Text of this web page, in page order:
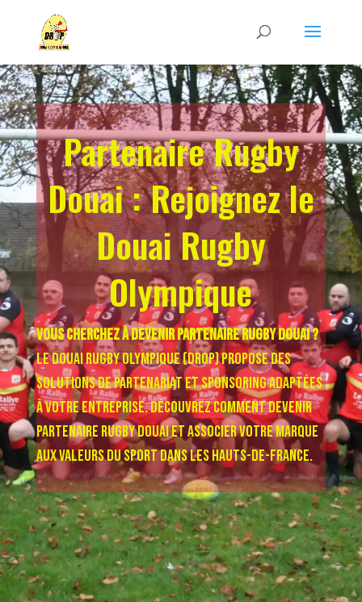
Partenaire Rugby
Douai : Rejoignez le
Douai Rugby
Olympique
Vous cherchez à devenir partenaire rugby Douai ?
Le Douai Rugby Olympique (DROP) propose des
solutions de partenariat et sponsoring adaptées
à votre entreprise. Découvrez comment devenir
partenaire rugby Douai et associer votre marque
aux valeurs du sport dans les Hauts-de-France.